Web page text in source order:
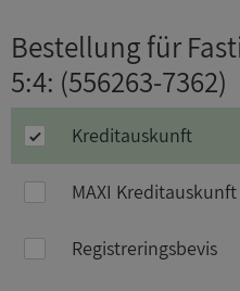
Bestellung für
5:4: (556263-7362)
Kreditauskunft
MAXI Kreditauskunft
Registreringsbevis